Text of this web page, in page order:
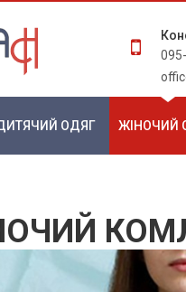
ОДЯГ ЖІНОЧИЙ